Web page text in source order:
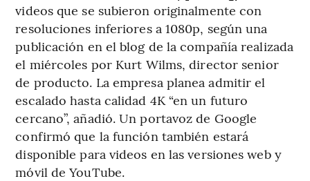
videos que se subieron originalmente con
resoluciones inferiores a 1080p, según una
publicación en el blog de la compañía realizada
el miércoles por Kurt Wilms, director senior
de producto. La empresa planea admitir el
escalado hasta calidad 4K “en un futuro
cercano”, añadió. Un portavoz de Google
confirmó que la función también estará
disponible para videos en las versiones web y
móvil de YouTube.